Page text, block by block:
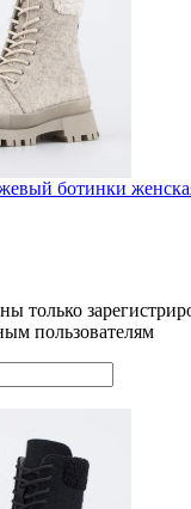
ботинки
только
пользователям